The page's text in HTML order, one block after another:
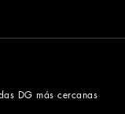
DG más cercanas